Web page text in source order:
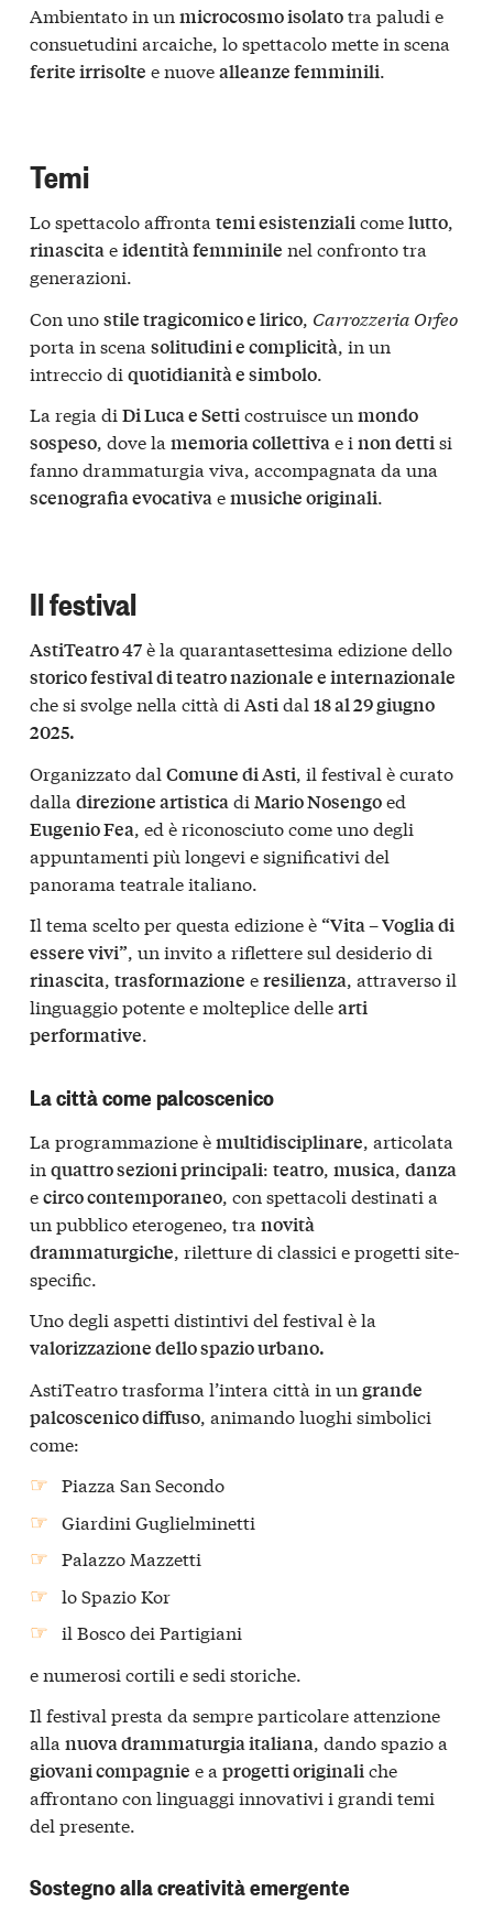
Ambientato in un microcosmo isolatotra paludi e
consuetudini arcaiche, lo spettacolo mette in scena
ferite irrisolte e nuovealleanze femminili
Temi
Lo spettacolo affronta temi esistenzialicomelutto,
rinascitaeidentità femminile nel confronto tra
generazioni.
Con unostile tragicomico e lirico, Carrozzeria Orfeo
porta in scena solitudini e complicità, in un
intreccio di quotidianità e simbolo.
La regia di Di Luca e Setticostruisce un mondo
sospeso, dove la memoria collettivae i non dettisi
fanno drammaturgia viva, accompagnata da una
scenografia evocativaemusiche originali.
Il festival
AstiTeatro 47è la quarantasettesima edizione dello
storico festival di teatro nazionale e internazionale
che si svolge nella città di Astidal 18 al 29 giugno
2025.
Organizzato dal Comune di Asti, il festival è curato
dalla direzione artisticadi Mario Nosengoed
Eugenio Fea, ed è riconosciuto come uno degli
appuntamenti più longevi e significativi del
panorama teatrale italiano.
Il tema scelto per questa edizione è “Vita – Voglia di
essere vivi”, un invito a riflettere sul desiderio di
rinascita, trasformazione eresilienza, attraverso il
linguaggio potente e molteplice dellearti
performative.
La città come palcoscenico
La programmazione èmultidisciplinare, articolata
in quattro sezioni principali: teatro, musica, danza
ecirco contemporaneo, con spettacoli destinati a
un pubblico eterogeneo, tra novità
drammaturgiche, riletture di classici e progetti site-
specific.
Uno degli aspetti distintivi del festival è la
valorizzazione dello spazio urbano.
AstiTeatro trasforma l’intera città in un grande
palcoscenico diffuso, animando luoghi simbolici
come:
Piazza San Secondo
Giardini Guglielminetti
Palazzo Mazzetti
lo Spazio Kor
il Bosco dei Partigiani
e numerosi cortili e sedi storiche.
Il festival presta da sempre particolare attenzione
alla nuova drammaturgia italiana, dando spazio a
giovani compagnie e a progetti originaliche
affrontano con linguaggi innovativi i grandi temi
del presente.
Sostegno alla creatività emergente